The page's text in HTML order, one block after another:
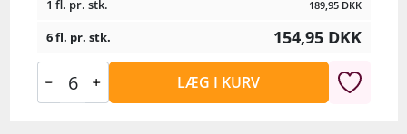
1 fl. pr. stk. 189,95 DKK
6 fl. pr. stk. 154,95 DKK
LÆG I KURV